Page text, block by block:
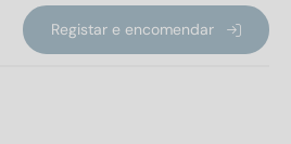
Registar e encomendar